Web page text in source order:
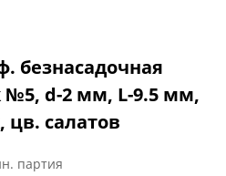
безнасадочная
d-2 мм, L-9.5 мм,
цв. салатов
партия